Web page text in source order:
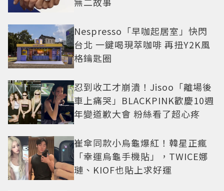
Nespresso「早咖起居室」快閃
台北 一鍵喝現萃咖啡 再扭Y2K風
格鑰匙圈
忍到收工才崩潰！Jisoo「離場後
車上痛哭」BLACKPINK歡慶10週
年變道歉大會 粉絲看了超心疼
崔傘同款小烏龜爆紅！韓星正瘋
「幸運烏龜手機貼」，TWICE娜
璉、KIOF也貼上求好運